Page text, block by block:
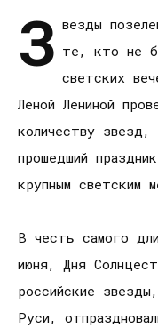
З везды
те, кто не
светских
Леной Лениной
количеству звезд,
прошедший
крупным светским
В честь самого
июня, Дня
российские
Руси,